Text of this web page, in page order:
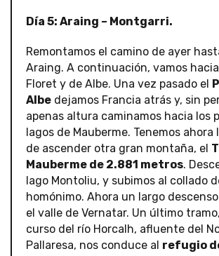
Día 5: Araing – Montgarri.
Remontamos el camino de ayer
Araing. A continuación, vamos
Floret y de Albe. Una vez pasado el
Albe dejamos Francia atrás y, sin
apenas altura caminamos hacia los
lagos de Mauberme. Tenemos ahora
de ascender otra gran montaña, el
Mauberme de 2.881 metros.
lago Montoliu, y subimos al collado
homónimo. Ahora un largo
el valle de Vernatar. Un último
curso del río Horcalh, afluente del
Pallaresa, nos conduce al refugio